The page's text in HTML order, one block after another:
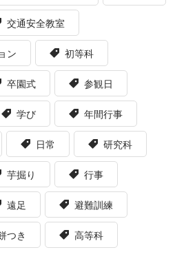
交通安全教室
ン 初等科
卒園式 参観日
学び 年間行事
日常 研究科
芋掘り 行事
遠足 避難訓練
つき 高等科